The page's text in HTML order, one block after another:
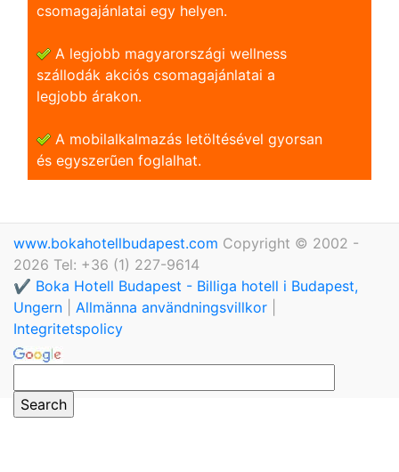
csomagajánlatai egy helyen.
A legjobb magyarországi wellness
szállodák akciós csomagajánlatai a
legjobb árakon.
A mobilalkalmazás letöltésével gyorsan
és egyszerũen foglalhat.
www.bokahotellbudapest.com Copyright © 2002 -
2026 Tel: +36 (1) 227-9614
✔️ Boka Hotell Budapest - Billiga hotell i Budapest,
Ungern
Allmänna användningsvillkor
Integritetspolicy